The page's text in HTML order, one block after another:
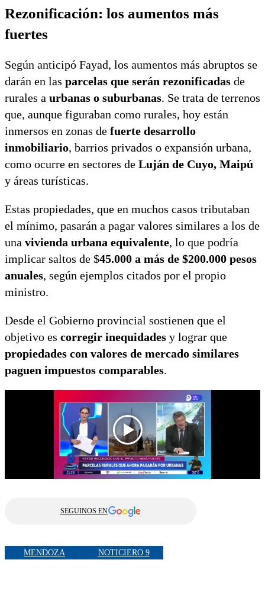
Rezonificación: los aumentos más
fuertes
Según anticipó Fayad, los aumentos más abruptos se
darán en las parcelas que serán rezonificadas de
rurales a urbanas o suburbanas. Se trata de terrenos
que, aunque figuraban como rurales, hoy están
inmersos en zonas de fuerte desarrollo
inmobiliario, barrios privados o expansión urbana,
como ocurre en sectores de Luján de Cuyo, Maipú
y áreas turísticas.
Estas propiedades, que en muchos casos tributaban
el mínimo, pasarán a pagar valores similares a los de
una vivienda urbana equivalente, lo que podría
implicar saltos de $45.000 a más de $200.000 pesos
anuales, según ejemplos citados por el propio
ministro.
Desde el Gobierno provincial sostienen que el
objetivo es corregir inequidades y lograr que
propiedades con valores de mercado similares
paguen impuestos comparables.
SEGUINOS EN
MENDOZA NOTICIERO 9